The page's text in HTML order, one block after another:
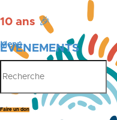
10 ans 🎉
ÉVÉNEMENTS
PUBLICATIONS
Menu
Faire un don